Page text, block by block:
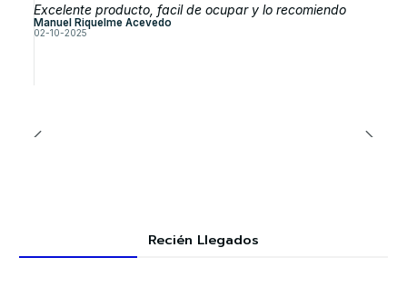
Excelente producto, facil de ocupar y lo recomiendo
Manuel Riquelme Acevedo
02-10-2025
Recién Llegados